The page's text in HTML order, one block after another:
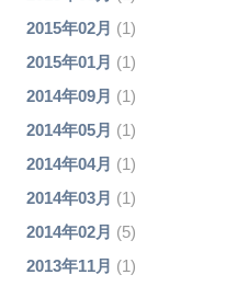
2015年02月 (1)
2015年01月 (1)
2014年09月 (1)
2014年05月 (1)
2014年04月 (1)
2014年03月 (1)
2014年02月 (5)
2013年11月 (1)